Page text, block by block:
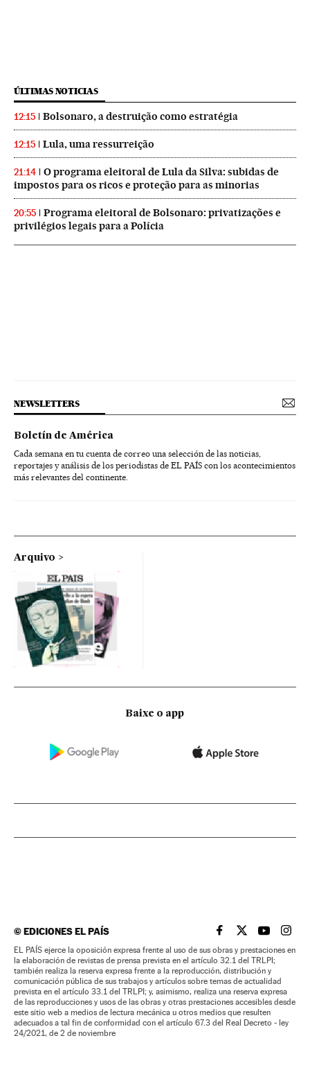
ÚLTIMAS NOTICIAS
12:15 Bolsonaro, a destruição como estratégia
12:15 Lula, uma ressurreição
21:14
O programa eleitoral de Lula da Silva: subidas de
impostos para os ricos e proteção para as minorias
20:55
Programa eleitoral de Bolsonaro: privatizações e
privilégios legais para a Polícia
NEWSLETTERS
Boletín de América
Cada semana en tu cuenta de correo una selección de las noticias,
reportajes y análisis de los periodistas de EL PAÍS con los acontecimientos
más relevantes del continente.
Arquivo
Baixe o app
©EDICIONES EL PAÍS EL PAÍS BRASIL EN
EL PAÍSEL PAÍS
EL
EL PAÍS ejerce la oposición expresa frente al uso de sus obras y prestaciones en
la elaboración de revistas de prensa prevista en el artículo 32.1 del TRLPI;
también realiza la reserva expresa frente a la reproducción, distribución y
comunicación pública de sus trabajos y artículos sobre temas de actualidad
prevista en el artículo 33.1 del TRLPI; y, asimismo, realiza una reserva expresa
de las reproducciones y usos de las obras y otras prestaciones accesibles desde
este sitio web a medios de lectura mecánica u otros medios que resulten
adecuados a tal fin de conformidad con el artículo 67.3 del Real Decreto - ley
24/2021, de 2 de noviembre